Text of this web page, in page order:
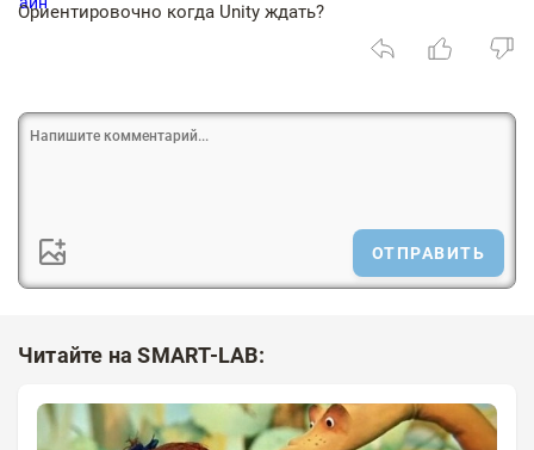
Ориентировочно когда Unity ждать?
ОТПРАВИТЬ
Читайте на SMART-LAB: